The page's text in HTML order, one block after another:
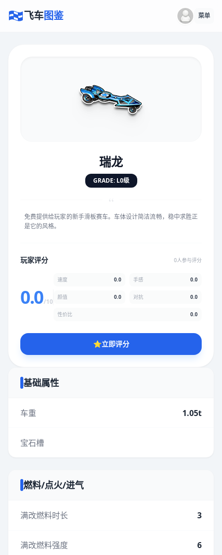
飞车图鉴 菜单
瑞龙
GRADE: L0级
“
免费提供给玩家的新手滑板赛车。车体设计简洁流畅，稳中求胜正
是它的风格。
玩家评分 0人参与评分
0.0/10
速度 0.0 手感 0.0
颜值 0.0 对抗 0.0
性价比 0.0
⭐立即评分
基础属性
车重 1.05t
宝石槽
燃料/点火/进气
满改燃料时长 3
满改燃料强度 6
★★★★★★★
手感 5.0分
★★ ★ ★
性价比
★★★★★★★★★★